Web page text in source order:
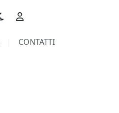
theme
CONTATTI